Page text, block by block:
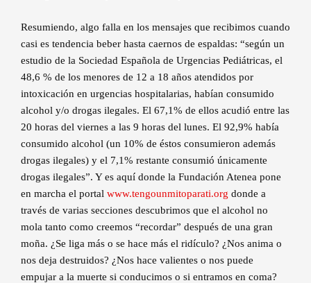
Resumiendo, algo falla en los mensajes que recibimos cuando
casi es tendencia beber hasta caernos de espaldas: “según un
estudio de la Sociedad Española de Urgencias Pediátricas, el
48,6 % de los menores de 12 a 18 años atendidos por
intoxicación en urgencias hospitalarias, habían consumido
alcohol y/o drogas ilegales. El 67,1% de ellos acudió entre las
20 horas del viernes a las 9 horas del lunes. El 92,9% había
consumido alcohol (un 10% de éstos consumieron además
drogas ilegales) y el 7,1% restante consumió únicamente
drogas ilegales”. Y es aquí donde la Fundación Atenea pone
en marcha el portal www.tengounmitoparati.org donde a
través de varias secciones descubrimos que el alcohol no
mola tanto como creemos “recordar” después de una gran
moña. ¿Se liga más o se hace más el ridículo? ¿Nos anima o
nos deja destruidos? ¿Nos hace valientes o nos puede
empujar a la muerte si conducimos o si entramos en coma?